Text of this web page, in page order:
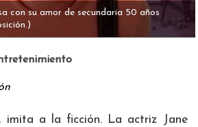
con su amor de secundaria 50 años
imita a la ficción. La actriz Jane